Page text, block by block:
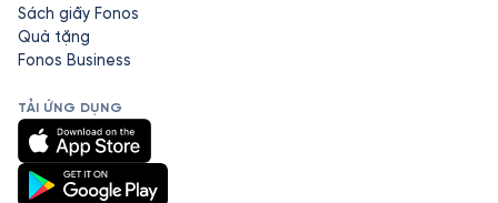
Sách giấy Fonos
Quà tặng
Fonos Business
TẢI ỨNG DỤNG